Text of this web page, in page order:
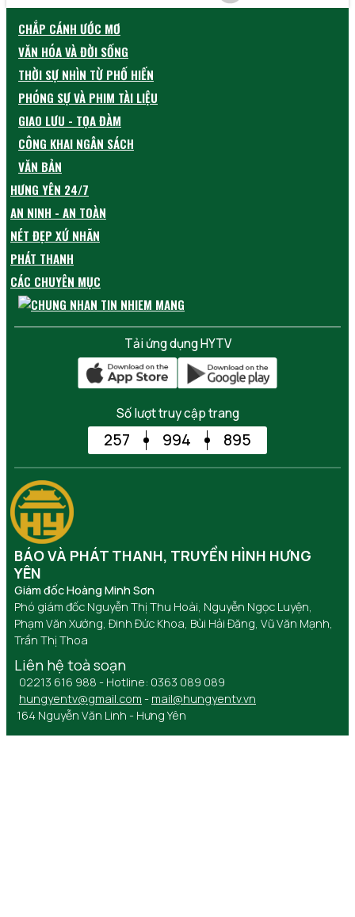
CHẮP CÁNH ƯỚC MƠ
VĂN HÓA VÀ ĐỜI SỐNG
THỜI SỰ NHÌN TỪ PHỐ HIẾN
PHÓNG SỰ VÀ PHIM TÀI LIỆU
GIAO LƯU - TỌA ĐÀM
CÔNG KHAI NGÂN SÁCH
VĂN BẢN
HƯNG YÊN 24/7
AN NINH - AN TOÀN
NÉT ĐẸP XỨ NHÃN
PHÁT THANH
CÁC CHUYÊN MỤC
Tải ứng dụng HYTV
Số lượt truy cập trang
257 994 895
BÁO VÀ PHÁT THANH, TRUYỀN HÌNH HƯNG
YÊN
Giám đốc Hoàng Minh Sơn
Phó giám đốc Nguyễn Thị Thu Hoài, Nguyễn Ngọc Luyện,
Phạm Văn Xướng, Đinh Đức Khoa, Bùi Hải Đăng, Vũ Văn Mạnh,
Trần Thị Thoa
Liên hệ toà soạn
02213 616 988 - Hotline: 0363 089 089
hungyentv@gmail.com - mail@hungyentv.vn
164 Nguyễn Văn Linh - Hưng Yên